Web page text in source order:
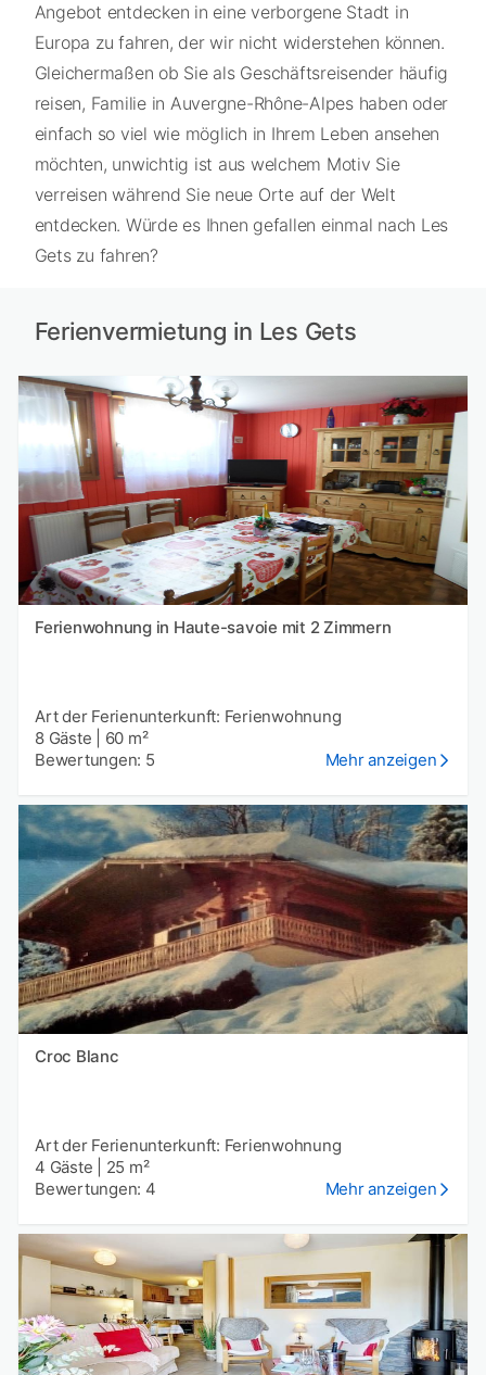
Angebot entdecken in eine verborgene Stadt in
Europa zu fahren, der wir nicht widerstehen können.
Gleichermaßen ob Sie als Geschäftsreisender häufig
reisen, Familie in Auvergne-Rhône-Alpes haben oder
einfach so viel wie möglich in Ihrem Leben ansehen
möchten, unwichtig ist aus welchem Motiv Sie
verreisen während Sie neue Orte auf der Welt
entdecken. Würde es Ihnen gefallen einmal nach Les
Gets zu fahren?
Ferienvermietung in Les Gets
Ferienwohnung in Haute-savoie mit 2 Zimmern
Art der Ferienunterkunft: Ferienwohnung
8 Gäste
60 m²
Bewertungen: 5
Mehr anzeigen
Croc Blanc
Art der Ferienunterkunft: Ferienwohnung
4 Gäste
25 m²
Bewertungen: 4
Mehr anzeigen